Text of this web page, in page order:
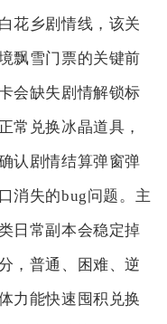
花乡剧情线，该关
飘雪门票的关键前
会缺失剧情解锁标
常兑换冰晶道具，
认剧情结算弹窗弹
消失的bug问题。主
日常副本会稳定掉
，普通、困难、逆
力能快速囤积兑换